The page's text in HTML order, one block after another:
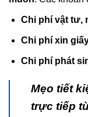
Chi phí vật tư,
Chi phí xin
Chi phí phát
Mẹo tiết
trực tiếp